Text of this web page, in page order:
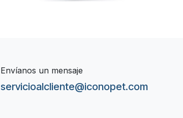
Envíanos un mensaje
servicioalcliente@iconopet.com